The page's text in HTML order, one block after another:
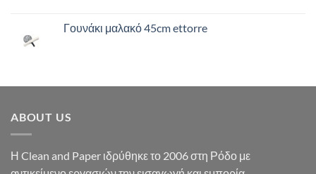
Γουνάκι μαλακό 45cm ettorre
ABOUT US
Η Clean and Paper ιδρύθηκε το 2006 στη Ρόδο με